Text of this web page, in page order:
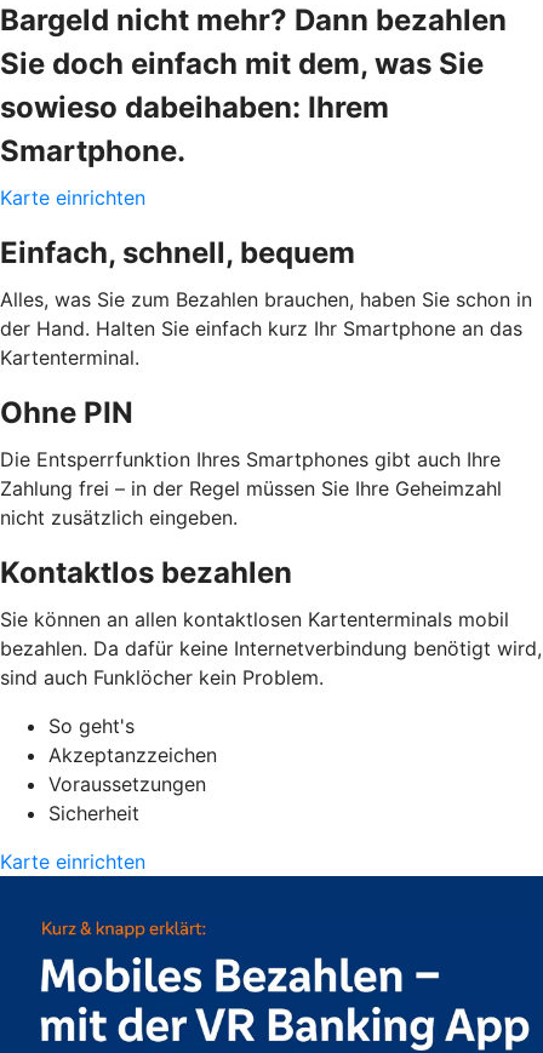
Bargeld nicht mehr? Dann bezahlen
Sie doch einfach mit dem, was Sie
sowieso dabeihaben: Ihrem
Smartphone.
Karte einrichten
Einfach, schnell, bequem
Alles, was Sie zum Bezahlen brauchen, haben Sie schon in
der Hand. Halten Sie einfach kurz Ihr Smartphone an das
Kartenterminal.
Ohne PIN
Die Entsperrfunktion Ihres Smartphones gibt auch Ihre
Zahlung frei – in der Regel müssen Sie Ihre Geheimzahl
nicht zusätzlich eingeben.
Kontaktlos bezahlen
Sie können an allen kontaktlosen Kartenterminals mobil
bezahlen. Da dafür keine Internetverbindung benötigt wird,
sind auch Funklöcher kein Problem.
So geht's
Akzeptanzzeichen
Voraussetzungen
Sicherheit
Karte einrichten